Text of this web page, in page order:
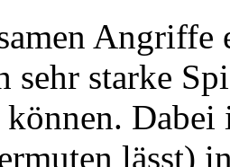
Angriffe
sehr starke
können.
lässt)